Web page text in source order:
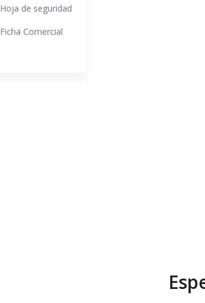
Hoja de seguridad
Ficha Comercial